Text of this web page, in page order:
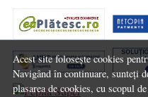
Acest site folosește cookies
Navigând în continuare, sunteți
plasarea de cookies, cu scopul